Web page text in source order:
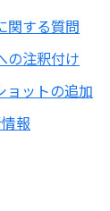
関する質問
の注釈付け
ョットの追加
報